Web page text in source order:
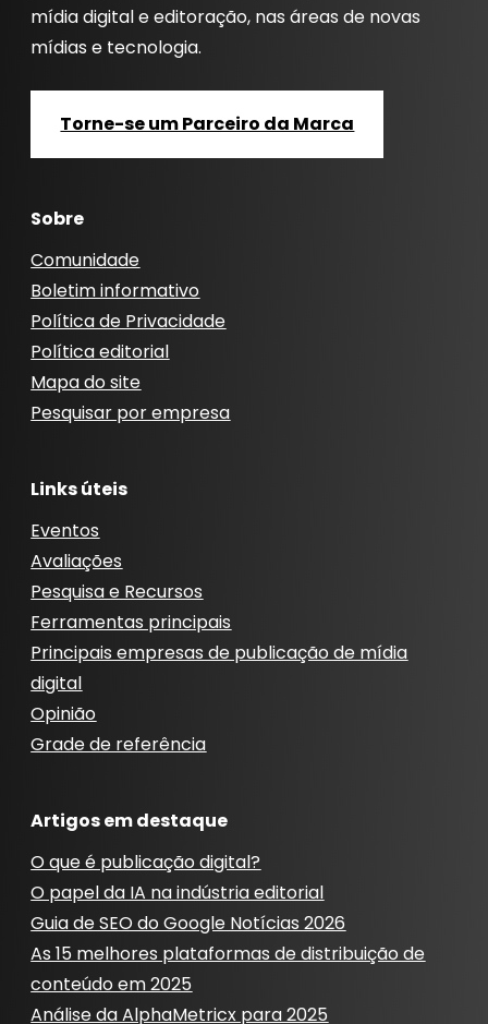
mídia digital e editoração, nas áreas de novas
mídias e tecnologia.
Torne-se um Parceiro da Marca
Sobre
Comunidade
Boletim informativo
Política de Privacidade
Política editorial
Mapa do site
Pesquisar por empresa
Links úteis
Eventos
Avaliações
Pesquisa e Recursos
Ferramentas principais
Principais empresas de publicação de mídia
digital
Opinião
Grade de referência
Artigos em destaque
O que é publicação digital?
O papel da IA ​​na indústria editorial
Guia de SEO do Google Notícias 2026
As 15 melhores plataformas de distribuição de
conteúdo em 2025
Análise da AlphaMetricx para 2025